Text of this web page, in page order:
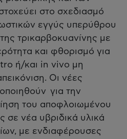
στο σχεδιασμό
εγγύς υπερύθρου
τρικαρβοκυανίνης με
και φθορισμό για
ή/και in vivo μη
Οι νέες
για την
του αποφλοιωμένου
νέα υβριδικά υλικά
με ενδιαφέρουσες